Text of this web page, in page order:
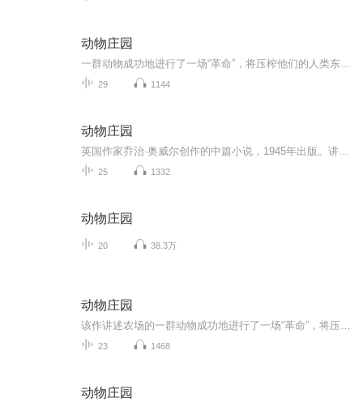
动物庄园
29 1144
动物庄园
25 1332
动物庄园
20 38.3万
动物庄园
23 1468
动物庄园